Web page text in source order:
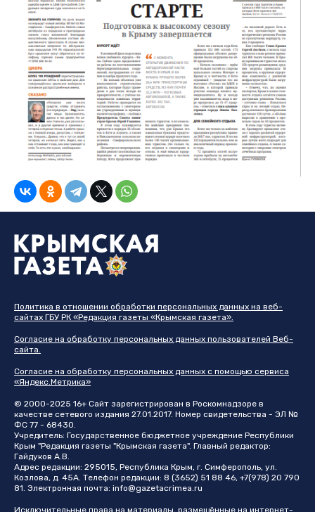
Политика в отношении обработки персональных данных на веб-
сайтах ГБУ РК «Редакция газеты «Крымская газета».
Согласие на обработку персональных данных пользователей Веб-
сайта.
Согласие на обработку персональных данных с помощью сервиса
«Яндекс.Метрика»
© 2000-2025 16+ Сайт зарегистрирован в Роскомнадзоре в
качестве сетевого издания 27.01.2017. Номер свидетельства - ЭЛ №
ФС 77 - 68430.
Учредитель: Государственное бюджетное учреждение Республики
Крым "Редакция газеты "Крымская газета". Главный редактор:
Гайдуков А.В.
Адрес редакции: 295015, Республика Крым, г. Симферополь, ул.
Козлова, д. 45А. Телефон редакции: 8 (3652) 51 88 46, +7(978) 20 790
81. Электронная почта: info@gazetacrimea.ru